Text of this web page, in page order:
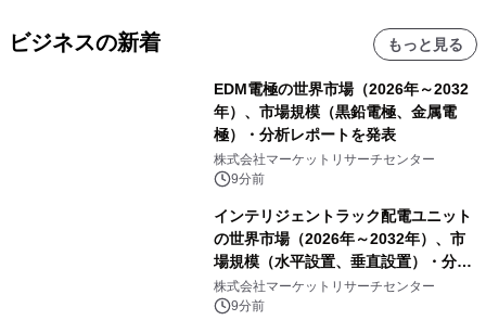
ビジネスの新着 もっと見る
EDM電極の世界市場（2026年～2032
年）、市場規模（黒鉛電極、金属電
極）・分析レポートを発表
株式会社マーケットリサーチセンター
9分前
インテリジェントラック配電ユニット
の世界市場（2026年～2032年）、市
場規模（水平設置、垂直設置）・分析
レポートを発表
株式会社マーケットリサーチセンター
9分前